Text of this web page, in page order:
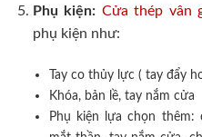
Phụ kiện: Cửa thép vân
phụ kiện như:
Tay co thủy lực ( tay đẩy
Khóa, bản lề, tay nắm cửa
Phụ kiện lựa chọn